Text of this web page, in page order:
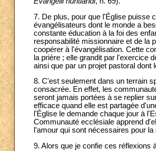
7. De plus, pour que l'Église puisse
évangélisateurs dont le monde a
constante éducation à la foi des
responsabilité missionnaire et de la
coopérer à l'évangélisation. Cette
la prière ; elle grandit par l'exercice
ainsi que par un projet pastoral
8. C'est seulement dans un terrain
consacrée. En effet, les
seront jamais portées à se replier
efficace quand elle est partagée
l'Église le demande chaque jour à
Communauté ecclésiale apprend
l’amour qui sont nécessaires pour
9. Alors que je confie ces réflexions